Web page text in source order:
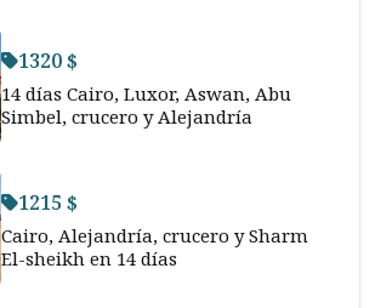
1320 $
14 días Cairo, Luxor, Aswan, Abu
Simbel, crucero y Alejandría
1215 $
Cairo, Alejandría, crucero y Sharm
El-sheikh en 14 días